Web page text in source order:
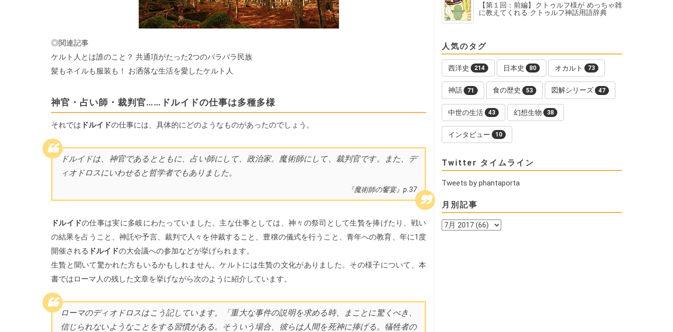
◎関連記事
ケルト人とは誰のこと？ 共通項がたった2つのバラバラ民族
髪もネイルも服装も！ お洒落な生活を愛したケルト人
神官・占い師・裁判官……ドルイドの仕事は多種多様
それでは ドルイドの仕事には、具体的にどのようなものがあったのでしょう。
ドルイドは、神官であるとともに、占い師にして、政治家。魔術師にして、裁判官です。また、デ
ィオドロスにいわせると哲学者でもありました。
『魔術師の饗宴』p.37
ドルイドの仕事は実に多岐にわたっていました。主な仕事としては、神々の祭司として生贄を捧げたり、戦い
の結果を占うこと、神託や予言、裁判で人々を仲裁すること、豊穣の儀式を行うこと、青年への教育、年に1度
開催される ドルイドの大会議への参加などが挙げられます。
生贄と聞いて驚かれた方もいるかもしれません。ケルトには生贄の文化がありました。その様子について、本
書ではローマ人の残した文章を挙げながら次のように紹介しています。
ローマのディオドロスはこう記しています。「重大な事件の説明を求める時、まことに驚くべき、
信じられないようなことをする習慣がある。そういう場合、彼らは人間を死神に捧げる。犠牲者の
【第１回：前編】クトゥルフ様が めっちゃ雑
に教えてくれる クトゥルフ神話用語辞典
人気のタグ
西洋史 214 日本史 80 オカルト 73
神話 71 食の歴史 53 図解シリーズ 47
中世の生活 43 幻想生物 38
インタビュー 10
Twitter タイムライン
Tweets by phantaporta
月別記事